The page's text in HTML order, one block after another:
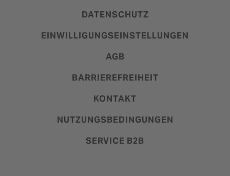
DATENSCHUTZ
EINWILLIGUNGSEINSTELLUNGEN
AGB
BARRIEREFREIHEIT
KONTAKT
NUTZUNGSBEDINGUNGEN
SERVICE B2B